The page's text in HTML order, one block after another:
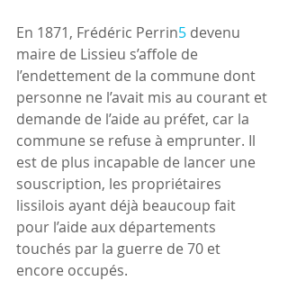
En 1871, Frédéric Perrin5 devenu
maire de Lissieu s’affole de
l’endettement de la commune dont
personne ne l’avait mis au courant et
demande de l’aide au préfet, car la
commune se refuse à emprunter. Il
est de plus incapable de lancer une
souscription, les propriétaires
lissilois ayant déjà beaucoup fait
pour l’aide aux départements
touchés par la guerre de 70 et
encore occupés.